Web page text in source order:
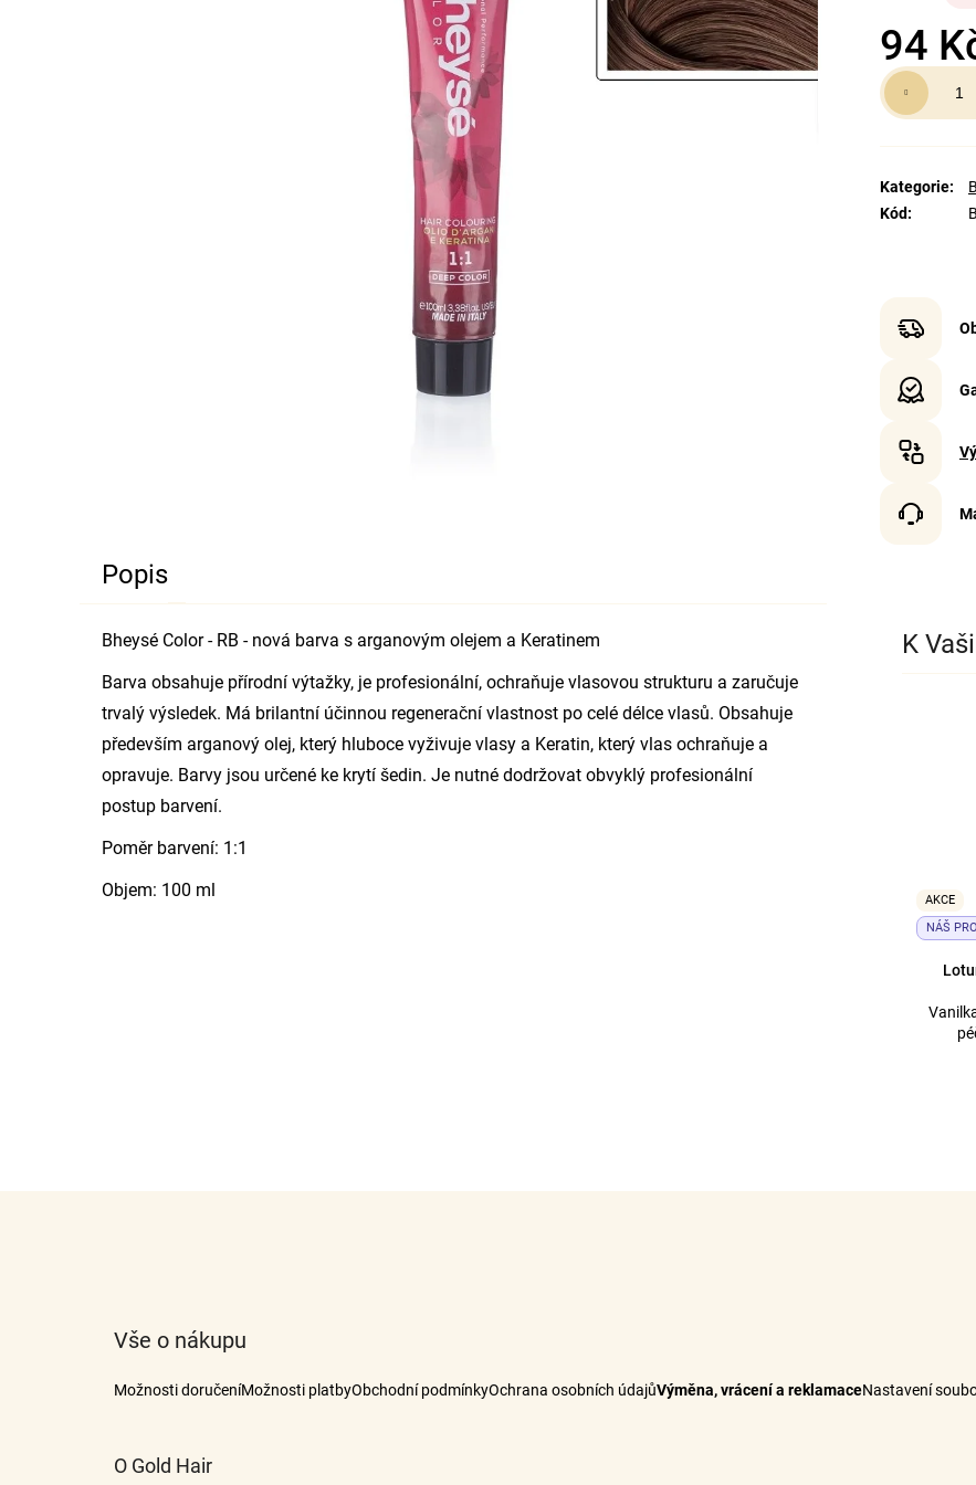
94
Měrná
cena:
Kategorie:
Kód:
K
AKCE
NÁŠ
Popis
Bheysé Color - RB - nová barva s arganovým olejem a Keratinem
Barva obsahuje přírodní výtažky, je profesionální, ochraňuje vlasovou strukturu a zaručuje
trvalý výsledek. Má brilantní účinnou regenerační vlastnost po celé délce vlasů. Obsahuje
především arganový olej, který hluboce vyživuje vlasy a Keratin, který vlas ochraňuje a
opravuje. Barvy jsou určené ke krytí šedin. Je nutné dodržovat obvyklý profesionální
postup barvení.
Poměr barvení: 1:1
Objem: 100 ml
Vše o nákupu
Možnosti doručeníMožnosti platbyObchodní podmínkyOchrana osobních údajůVýměna, vrácení a reklamaceNastavení
O Gold Hair